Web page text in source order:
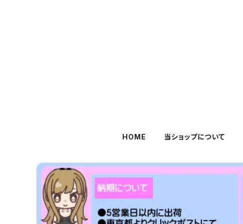
HOME 当ショップについて